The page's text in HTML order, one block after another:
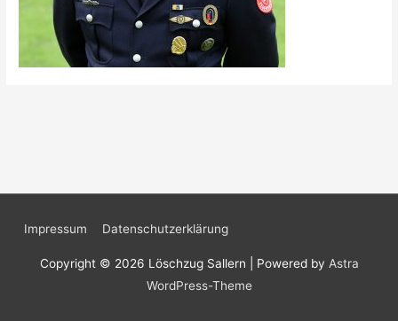
Impressum Datenschutzerklärung
Copyright © 2026 Löschzug Sallern | Powered by Astra
WordPress-Theme